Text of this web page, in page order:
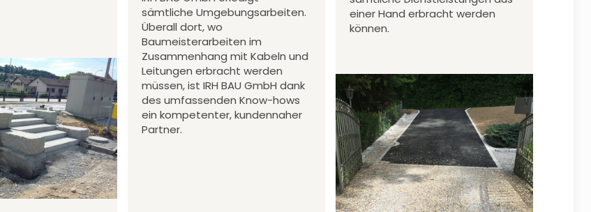
sämtliche Umgebungsarbeiten.
Überall dort, wo
Baumeisterarbeiten im
Zusammenhang mit Kabeln und
Leitungen erbracht werden
müssen, ist IRH BAU GmbH dank
des umfassenden Know-hows
ein kompetenter, kundennaher
Partner.
einer Hand erbracht werden
können.